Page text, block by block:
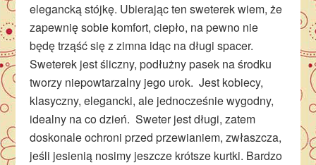
elegancką stójkę. Ubierając ten sweterek wiem, że
zapewnię sobie komfort, ciepło, na pewno nie
będę trząść się z zimna idąc na długi spacer.
Sweterek jest śliczny, podłużny pasek na środku
tworzy niepowtarzalny jego urok. Jest kobiecy,
klasyczny, elegancki, ale jednocześnie wygodny,
idealny na co dzień. Sweter jest długi, zatem
doskonale ochroni przed przewianiem, zwłaszcza,
jeśli jesienią nosimy jeszcze krótsze kurtki. Bardzo